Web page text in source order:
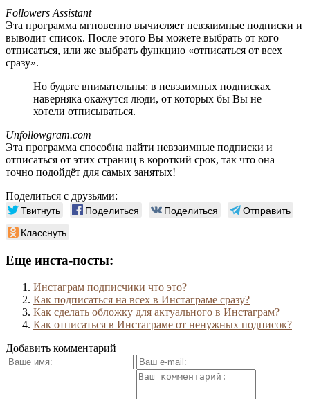
Followers Assistant
Эта программа мгновенно вычисляет невзаимные подписки и
выводит список. После этого Вы можете выбрать от кого
отписаться, или же выбрать функцию «отписаться от всех
сразу».
Но будьте внимательны: в невзаимных подписках
наверняка окажутся люди, от которых бы Вы не
хотели отписываться.
Unfollowgram.com
Эта программа способна найти невзаимные подписки и
отписаться от этих страниц в короткий срок, так что она
точно подойдёт для самых занятых!
Поделиться с друзьями:
Твитнуть Поделиться Поделиться
Отправить
Класснуть
Еще инста-посты:
Инстаграм подписчики что это?
Как подписаться на всех в Инстаграме сразу?
Как сделать обложку для актуального в Инстаграм?
Как отписаться в Инстаграме от ненужных подписок?
Добавить комментарий